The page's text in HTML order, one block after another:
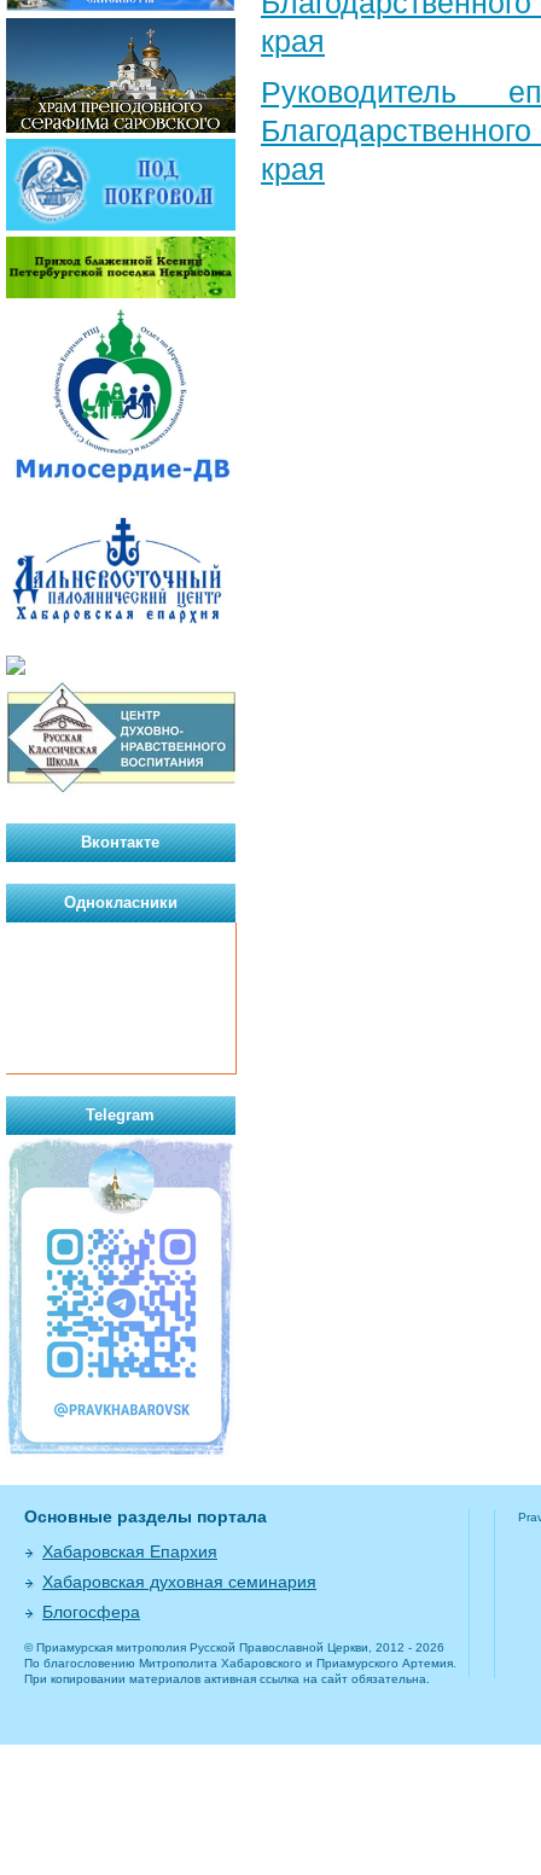
края
Руководитель
края
Вконтакте
Однокласники
Telegram
Основные разделы портала
Хабаровская Епархия
Хабаровская духовная семинария
Блогосфера
© Приамурская митрополия Русской Православной Церкви, 2012 - 2026
По благословению Митрополита Хабаровского и Приамурского Артемия.
При копировании материалов активная ссылка на сайт обязательна.